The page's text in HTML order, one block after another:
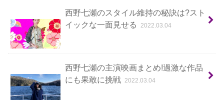
西野七瀬のスタイル維持の秘訣は?スト
イックな一面見せる
2022.03.04
西野七瀬の主演映画まとめ!過激な作品
にも果敢に挑戦
2022.03.04